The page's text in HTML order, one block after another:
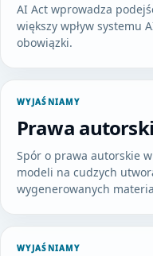
AI Act wprowadza
większy wpływ systemu
obowiązki.
WYJAŚNIAMY
Prawa
Spór o prawa autorskie
modeli na cudzych
wygenerowanych
WYJAŚNIAMY